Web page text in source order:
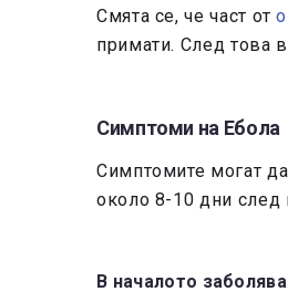
Смята се, че част от
примати. След това
Симптоми на Ебола
Симптомите могат
около 8-10 дни след
В началото